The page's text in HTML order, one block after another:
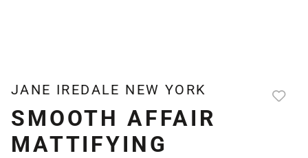
JANE IREDALE NEW YORK
SMOOTH AFFAIR
MATTIFYING